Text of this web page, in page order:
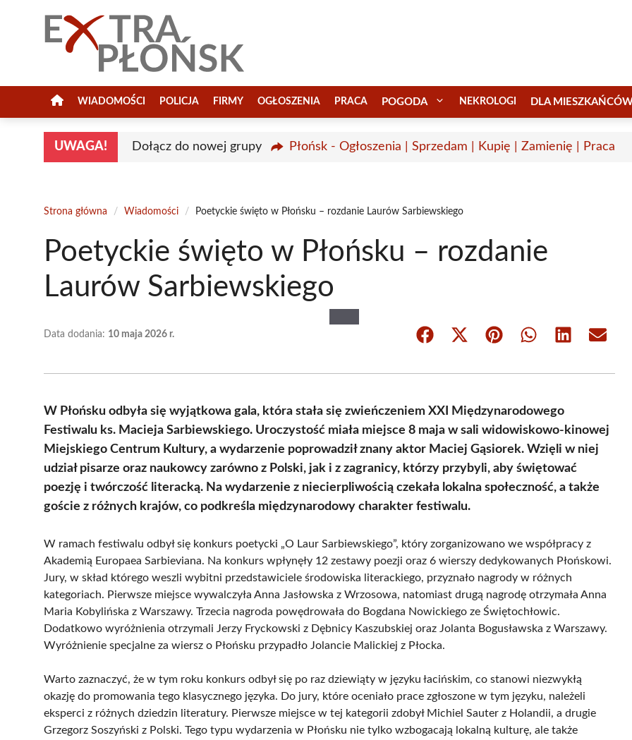
WIADOMOŚCI POLICJA FIRMY OGŁOSZENIA PRACA POGODA NEKROLOGI DLA
UWAGA! Dołącz do nowej grupy Płońsk - Ogłoszenia | Sprzedam | Kupię | Zamienię | Praca
Strona główna / Wiadomości / Poetyckie święto w Płońsku – rozdanie Laurów Sarbiewskiego
Poetyckie święto w Płońsku – rozdanie
Laurów Sarbiewskiego
Data dodania: 10 maja 2026 r.
Share
Share
(Twitter)
Share Share Share Share
W Płońsku odbyła się wyjątkowa gala, która stała się zwieńczeniem XXI Międzynarodowego
Festiwalu ks. Macieja Sarbiewskiego. Uroczystość miała miejsce 8 maja w sali widowiskowo-kinowej
Miejskiego Centrum Kultury, a wydarzenie poprowadził znany aktor Maciej Gąsiorek. Wzięli w niej
udział pisarze oraz naukowcy zarówno z Polski, jak i z zagranicy, którzy przybyli, aby świętować
poezję i twórczość literacką. Na wydarzenie z niecierpliwością czekała lokalna społeczność, a także
goście z różnych krajów, co podkreśla międzynarodowy charakter festiwalu.
W ramach festiwalu odbył się konkurs poetycki „O Laur Sarbiewskiego”, który zorganizowano we współpracy z
Akademią Europaea Sarbieviana. Na konkurs wpłynęły 12 zestawy poezji oraz 6 wierszy dedykowanych Płońskowi.
Jury, w skład którego weszli wybitni przedstawiciele środowiska literackiego, przyznało nagrody w różnych
kategoriach. Pierwsze miejsce wywalczyła Anna Jasłowska z Wrzosowa, natomiast drugą nagrodę otrzymała Anna
Maria Kobylińska z Warszawy. Trzecia nagroda powędrowała do Bogdana Nowickiego ze Świętochłowic.
Dodatkowo wyróżnienia otrzymali Jerzy Fryckowski z Dębnicy Kaszubskiej oraz Jolanta Bogusławska z Warszawy.
Wyróżnienie specjalne za wiersz o Płońsku przypadło Jolancie Malickiej z Płocka.
Warto zaznaczyć, że w tym roku konkurs odbył się po raz dziewiąty w języku łacińskim, co stanowi niezwykłą
okazję do promowania tego klasycznego języka. Do jury, które oceniało prace zgłoszone w tym języku, należeli
eksperci z różnych dziedzin literatury. Pierwsze miejsce w tej kategorii zdobył Michiel Sauter z Holandii, a drugie
Grzegorz Soszyński z Polski. Tego typu wydarzenia w Płońsku nie tylko wzbogacają lokalną kulturę, ale także